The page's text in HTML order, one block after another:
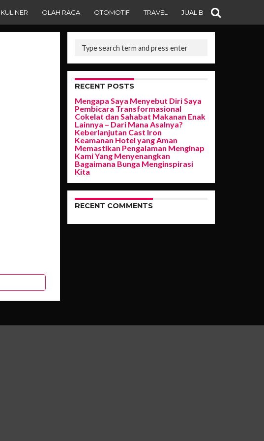
KULINER OLAH RAGA OTOMOTIF TRAVEL JUAL BELI
RECENT POSTS
Mengapa Saya Menyebut Diri Saya
Pembicara Transformasional
Cokelat dan Sahabat Makanan Enak
Lainnya – Dari Mana Asalnya?
Keberlanjutan Cast Iron
Keamanan Hotel yang Aman
Memastikan Pengalaman Menginap
Kami Yang Menyenangkan
Bagaimana Bunga Menginspirasi
Kita
RECENT COMMENTS